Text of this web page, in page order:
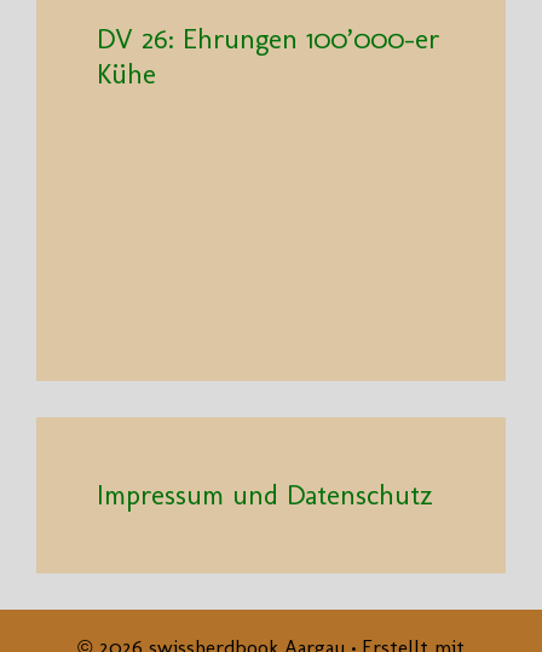
DV 26: Ehrungen 100’000-er
Kühe
Impressum und Datenschutz